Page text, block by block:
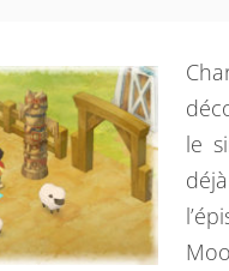
le